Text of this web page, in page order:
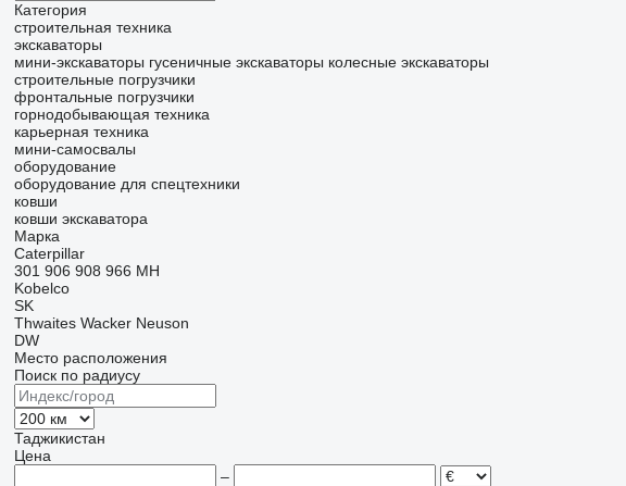
Категория
строительная техника
экскаваторы
мини-экскаваторы гусеничные экскаваторы колесные экскаваторы
строительные погрузчики
фронтальные погрузчики
горнодобывающая техника
карьерная техника
мини-самосвалы
оборудование
оборудование для спецтехники
ковши
ковши экскаватора
Марка
Caterpillar
301 906 908 966 MH
Kobelco
SK
Thwaites Wacker Neuson
DW
Место расположения
Поиск по радиусу
Таджикистан
Цена
–